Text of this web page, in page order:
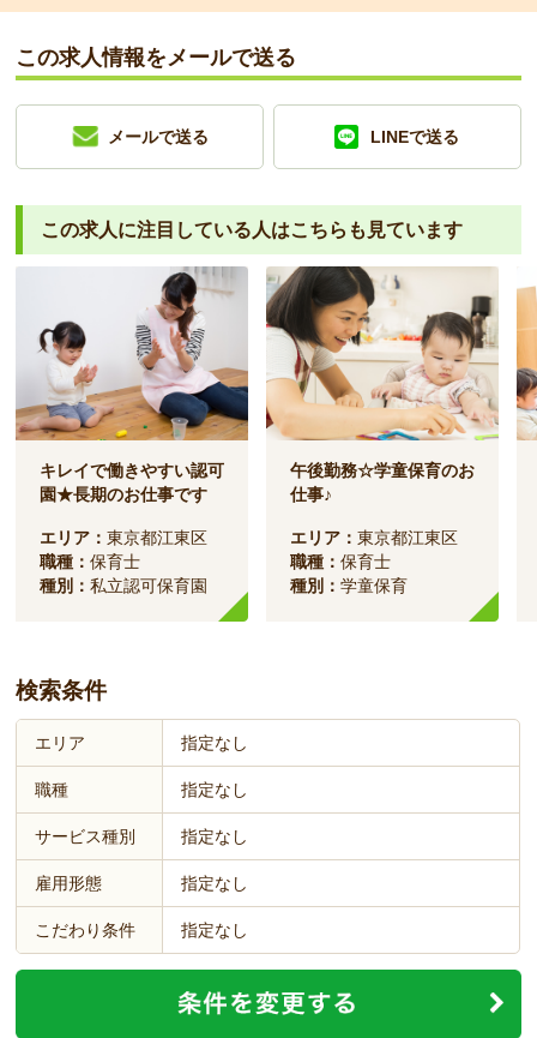
この求人情報をメールで送る
メールで送る LINEで送る
この求人に注目している人はこちらも見ています
キレイで働きやすい認可
園★長期のお仕事です
エリア：東京都江東区
職種：保育士
種別：私立認可保育園
午後勤務☆学童保育のお
仕事♪
エリア：東京都江東区
職種：保育士
種別：学童保育
検索条件
エリア 指定なし
職種 指定なし
サービス種別 指定なし
雇用形態 指定なし
こだわり条件 指定なし